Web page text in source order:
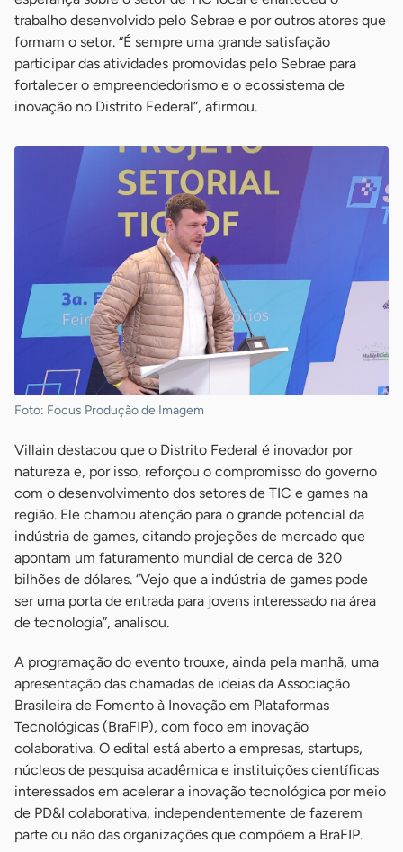
trabalho desenvolvido pelo Sebrae e por outros atores que
formam o setor. “É sempre uma grande satisfação
participar das atividades promovidas pelo Sebrae para
fortalecer o empreendedorismo e o ecossistema de
inovação no Distrito Federal”, afirmou.
Foto: Focus Produção de Imagem
Villain destacou que o Distrito Federal é inovador por
natureza e, por isso, reforçou o compromisso do governo
com o desenvolvimento dos setores de TIC e games na
região. Ele chamou atenção para o grande potencial da
indústria de games, citando projeções de mercado que
apontam um faturamento mundial de cerca de 320
bilhões de dólares. “Vejo que a indústria de games pode
ser uma porta de entrada para jovens interessado na área
de tecnologia”, analisou.
A programação do evento trouxe, ainda pela manhã, uma
apresentação das chamadas de ideias da Associação
Brasileira de Fomento à Inovação em Plataformas
Tecnológicas (BraFIP), com foco em inovação
colaborativa. O edital está aberto a empresas, startups,
núcleos de pesquisa acadêmica e instituições científicas
interessados em acelerar a inovação tecnológica por meio
de PD&I colaborativa, independentemente de fazerem
parte ou não das organizações que compõem a BraFIP.